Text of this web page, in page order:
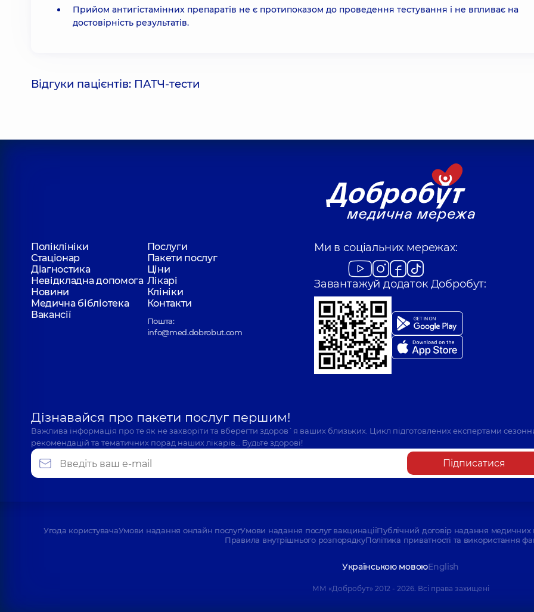
Прийом антигістамінних препаратів не є протипоказом до проведення тестування і не впливає на
достовірність результатів.
Відгуки пацієнтів: ПАТЧ-тести
Поліклініки
Послуги
Стаціонар
Пакети послуг
Діагностика
Ціни
Невідкладна допомога Лікарі
Новини
Клініки
Медична бібліотека
Контакти
Вакансії
Пошта:
info@med.dobrobut.com
Ми в соціальних мережах:
Завантажуй додаток Добробут:
Дізнавайся про пакети послуг першим!
Важлива інформація про те як не захворіти та вберегти здоров`я ваших близьких. Цикл підготовлених експертами
рекомендацій та тематичних порад наших лікарів… Будьте здорові!
Підписатися
Угода користувачаУмови надання онлайн послугУмови надання послуг вакцинаціїПублічний договір надання медичних
Правила внутрішнього розпорядкуПолітика приватності та використання
Українською мовоюEnglish
ММ «Добробут» 2012 - 2026. Всі права захищені